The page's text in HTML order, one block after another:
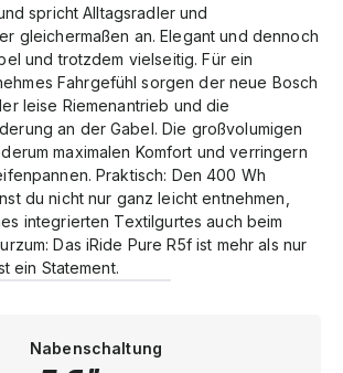
spricht Alltagsradler und
gleichermaßen an. Elegant und dennoch
und trotzdem vielseitig. Für ein
Fahrgefühl sorgen der neue Bosch
leise Riemenantrieb und die
an der Gabel. Die großvolumigen
maximalen Komfort und verringern
Praktisch: Den 400 Wh
du nicht nur ganz leicht entnehmen,
integrierten Textilgurtes auch beim
Das iRide Pure R5f ist mehr als nur
ein Statement.
Nabenschaltung